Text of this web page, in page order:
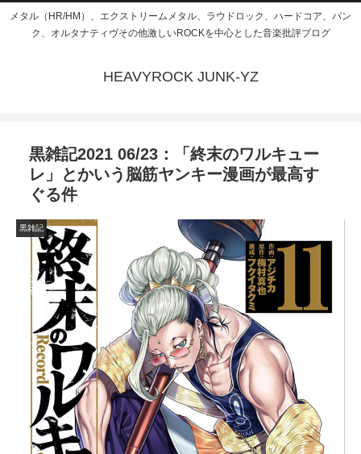
メタル（HR/HM）、エクストリームメタル、ラウドロック、ハードコア、パン
ク、オルタナティヴその他激しいROCKを中心とした音楽批評ブログ
HEAVYROCK JUNK-YZ
黒雑記2021 06/23：「終末のワルキュー
レ」とかいう脳筋ヤンキー漫画が最高す
ぐる件
黒雑記